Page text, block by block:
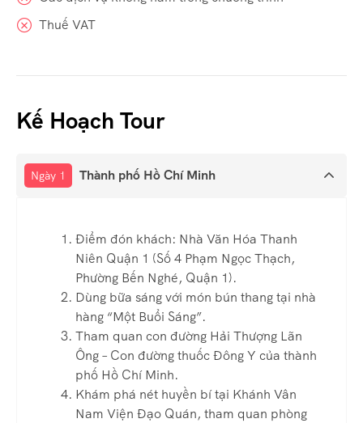
Thuế VAT
Kế Hoạch Tour
Ngày 1 Thành phố Hồ Chí Minh
Điểm đón khách: Nhà Văn Hóa Thanh
Niên Quận 1 (Số 4 Phạm Ngọc Thạch,
Phường Bến Nghé, Quận 1).
Dùng bữa sáng với món bún thang tại nhà
hàng “Một Buổi Sáng”.
Tham quan con đường Hải Thượng Lãn
Ông – Con đường thuốc Đông Y của thành
phố Hồ Chí Minh.
Khám phá nét huyền bí tại Khánh Vân
Nam Viện Đạo Quán, tham quan phòng